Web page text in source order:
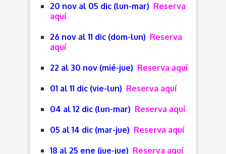
20 nov al 05 dic (lun-mar) Reserva
aquí
26 nov al 11 dic (dom-lun) Reserva
aquí
22 al 30 nov (mié-jue) Reserva aquí
01 al 11 dic (vie-lun) Reserva aquí
04 al 12 dic (lun-mar) Reserva aquí
05 al 14 dic (mar-jue) Reserva aquí
18 al 25 ene (jue-jue) Reserva aquí